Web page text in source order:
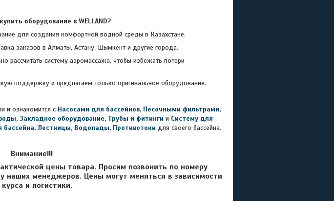
оборудование в WELLAND?
для создания комфортной водной среды в Казахстане.
заказов в Алматы, Астану, Шымкент и другие города.
рассчитать систему аэромассажа, чтобы избежать потери
поддержку и предлагаем только оригинальное оборудование.
и ознакомится с Насосами для бассейнов, Песочными фильтрами,
, Закладное оборудование, Трубы и фитинги и Систему для
бассейна, Лестницы, Водопады, Противотоки для своего бассейна.
Внимание!!!
цены товара. Просим позвонить по номеру
наших менеджеров. Цены могут меняться в зависимости
курса и логистики.